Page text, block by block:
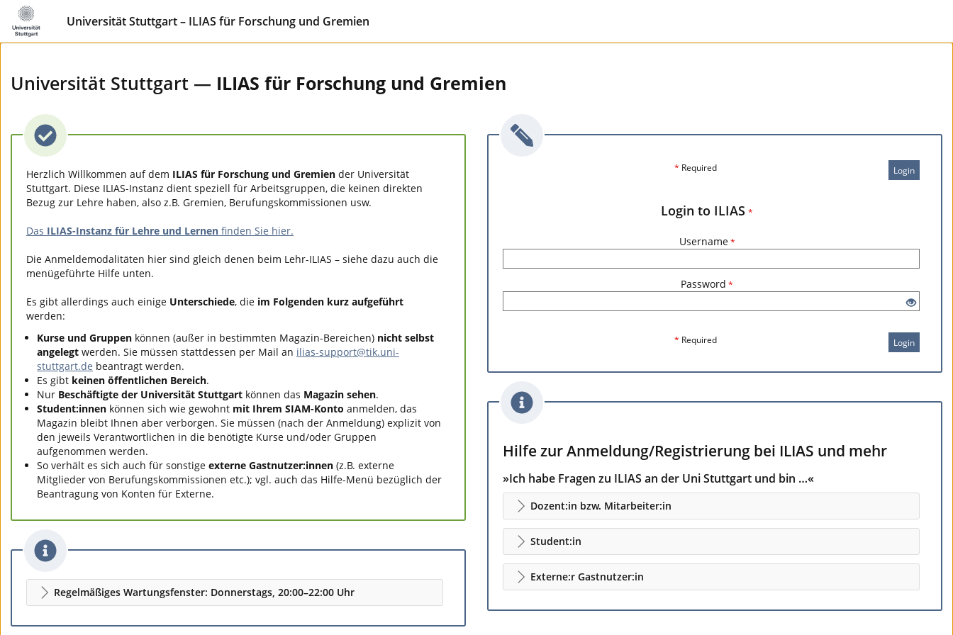
Universität Stuttgart – ILIAS für Forschung und Gremien
Universität Stuttgart — ILIAS für Forschung und Gremien
Herzlich Willkommen auf dem ILIAS für Forschung und Gremien der Universität
Stuttgart. Diese ILIAS-Instanz dient speziell für Arbeitsgruppen, die keinen direkten
Bezug zur Lehre haben, also z.B. Gremien, Berufungskommissionen usw.
Das ILIAS-Instanz für Lehre und Lernen finden Sie hier.
Die Anmeldemodalitäten hier sind gleich denen beim Lehr-ILIAS – siehe dazu auch die
menügeführte Hilfe unten.
Es gibt allerdings auch einige Unterschiede, die im Folgenden kurz aufgeführt
werden:
Kurse und Gruppen können (außer in bestimmten Magazin-Bereichen) nicht selbst
angelegt werden. Sie müssen stattdessen per Mail an ilias-support@tik.uni-
stuttgart.de beantragt werden.
Es gibt keinen öffentlichen Bereich.
Nur Beschäftigte der Universität Stuttgart können das Magazin sehen.
Student:innen können sich wie gewohnt mit Ihrem SIAM-Konto anmelden, das
Magazin bleibt Ihnen aber verborgen. Sie müssen (nach der Anmeldung) explizit von
den jeweils Verantwortlichen in die benötigte Kurse und/oder Gruppen
aufgenommen werden.
So verhält es sich auch für sonstige externe Gastnutzer:innen (z.B. externe
Mitglieder von Berufungskommissionen etc.); vgl. auch das Hilfe-Menü bezüglich der
Beantragung von Konten für Externe.
Regelmäßiges Wartungsfenster: Donnerstags, 20:00–22:00 Uhr
Login
* Required
Login to ILIAS *
Username *
Password *
* Required Login
Hilfe zur Anmeldung/Registrierung bei ILIAS und mehr
»Ich habe Fragen zu ILIAS an der Uni Stuttgart und bin …«
Dozent:in bzw. Mitarbeiter:in
Student:in
Externe:r Gastnutzer:in